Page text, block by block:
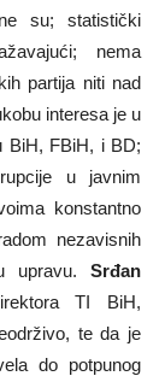
su; statistički
nema
partija niti nad
interesa je u
BiH, FBiH, i BD;
u javnim
konstantno
nezavisnih
upravu. Srđan
TI BiH,
te da je
do potpunog